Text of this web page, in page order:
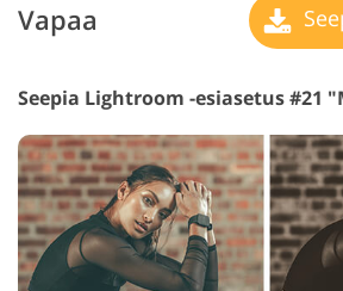
Vapaa
Seepia Lightroom -esiasetus #21